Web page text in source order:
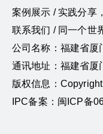
案例展示 / 实践分享
联系我们 / 同一个世
公司名称：福建省厦
通讯地址：福建省厦
版权信息：
IPC备案：闽ICP备